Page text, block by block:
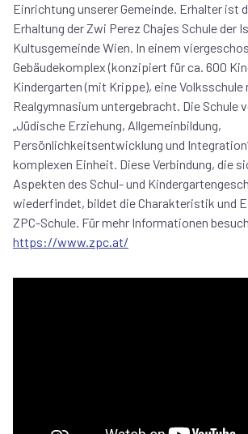
Einrichtung unserer Gemeinde. Erhalter ist
Erhaltung der Zwi Perez Chajes Schule der
Kultusgemeinde Wien. In einem
Gebäudekomplex (konzipiert für ca. 600
Kindergarten (mit Krippe), eine Volksschule
Realgymnasium untergebracht. Die Schule
„Jüdische Erziehung, Allgemeinbildung,
Persönlichkeitsentwicklung und
komplexen Einheit. Diese Verbindung, die
Aspekten des Schul- und
wiederfindet, bildet die Charakteristik und
ZPC-Schule. Für mehr Informationen
https://www.zpc.at/